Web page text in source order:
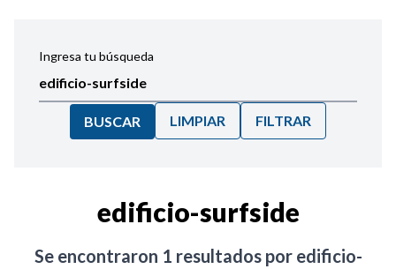
Ingresa tu búsqueda
BUSCAR LIMPIAR FILTRAR
edificio-surfside
Se encontraron 1 resultados por edificio-